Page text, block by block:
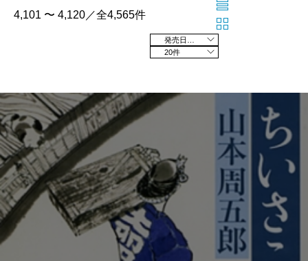
4,101 〜 4,120／全4,565件
20件